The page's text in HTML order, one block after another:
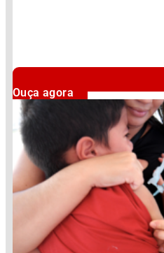
Ouça agora